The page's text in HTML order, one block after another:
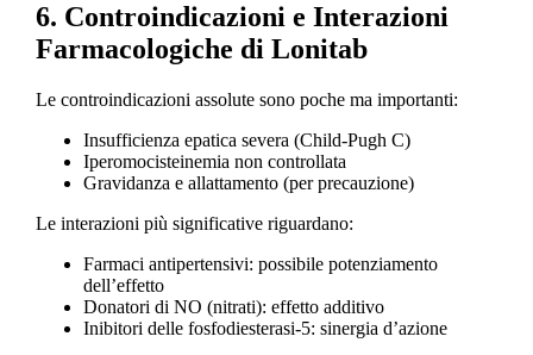
6. Controindicazioni e Interazioni
Farmacologiche di Lonitab
Le controindicazioni assolute sono poche ma importanti:
Insufficienza epatica severa (Child-Pugh C)
Iperomocisteinemia non controllata
Gravidanza e allattamento (per precauzione)
Le interazioni più significative riguardano:
Farmaci antipertensivi: possibile potenziamento
dell’effetto
Donatori di NO (nitrati): effetto additivo
Inibitori delle fosfodiesterasi-5: sinergia d’azione